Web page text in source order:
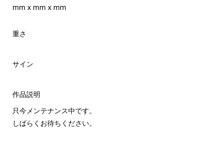
mm x mm x mm
重さ
サイン
作品説明
只今メンテナンス中です。
しばらくお待ちください。